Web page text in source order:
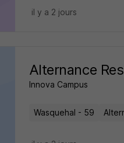
il y a 2 jours
Alternance
Innova Campus
Wasquehal - 59